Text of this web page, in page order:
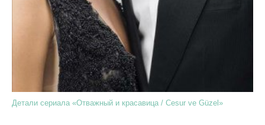
Детали сериала «Отважный и красавица / Cesur ve Güzel»